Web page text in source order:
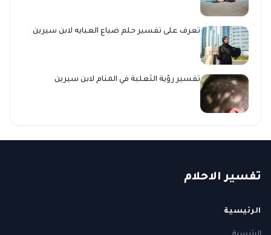
تعرف على تفسير حلم ضياع العبايه لابن سيرين
تفسير رؤية الثعلبة في المنام لابن سيرين
تفسير الاحلام
الرئيسية